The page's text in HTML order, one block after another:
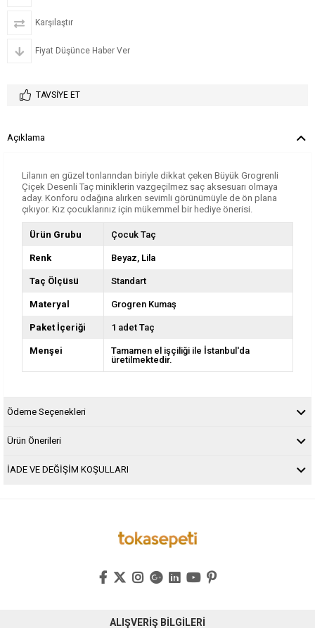
Karşılaştır
Fiyat Düşünce Haber Ver
TAVSIYE ET
Açıklama
Lilanın en güzel tonlarından biriyle dikkat çeken Büyük Grogrenli
Çiçek Desenli Taç miniklerin vazgeçilmez saç aksesuarı olmaya
aday. Konforu odağına alırken sevimli görünümüyle de ön plana
çıkıyor. Kız çocuklarınız için mükemmel bir hediye önerisi.
Ürün Grubu Çocuk Taç
Renk Beyaz Lila
Taç Ölçüsü Standart
Materyal Grogren Kumaş
Paket İçeriği 1 adet Taç
Menşei
Tamamen el işçiliği ile İstanbul'da
üretilmektedir.
Ödeme Seçenekleri
Ürün Önerileri
İADE VE DEĞİŞİM KOŞULLARI
ALIŞVERİŞ BİLGİLERİ